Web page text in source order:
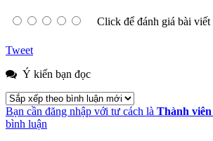
Click để đánh giá bài viết
Tweet
Ý kiến bạn đọc
Bạn cần đăng nhập với tư cách là Thành
bình luận